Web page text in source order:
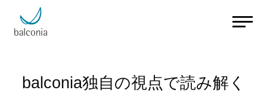
balconia独自の視点で読み解く